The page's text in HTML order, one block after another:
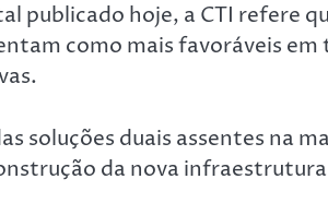
publicado hoje, a CTI refere
como mais favoráveis
soluções duais assentes na
da nova